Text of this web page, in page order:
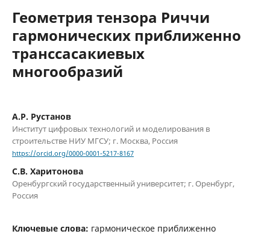
Геометрия тензора Риччи
гармонических приближенно
транссасакиевых
многообразий
А.Р. Рустанов
Институт цифровых технологий и моделирования в
строительстве НИУ МГСУ; г. Москва, Россия
https://orcid.org/0000-0001-5217-8167
С.В. Харитонова
Оренбургский государственный университет; г. Оренбург,
Россия
Ключевые слова: гармоническое приближенно